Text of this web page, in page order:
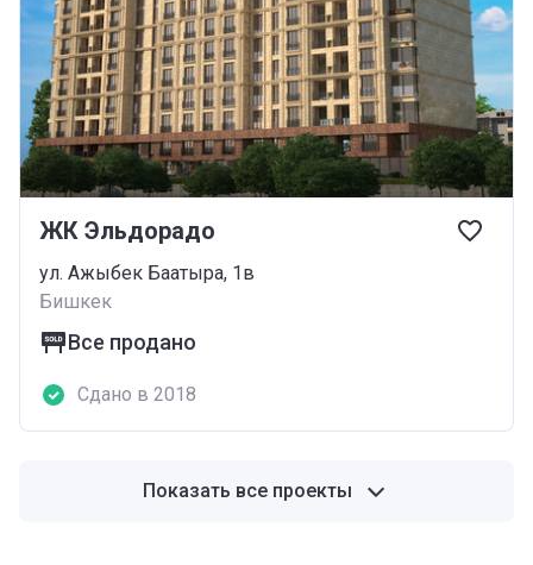
ЖК Эльдорадо
ул. Ажыбек Баатыра, 1в
Бишкек
Все продано
Сдано в 2018
Показать все проекты